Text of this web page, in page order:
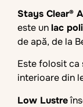
Stays Clear®
este unlac
de apă, de la
Este folosit
interioare din
Low Lustre